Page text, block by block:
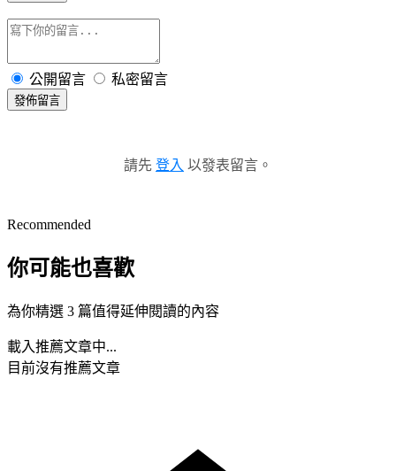
公開留言 私密留言
發佈留言
請先 登入 以發表留言。
Recommended
你可能也喜歡
為你精選 3 篇值得延伸閱讀的內容
載入推薦文章中...
目前沒有推薦文章